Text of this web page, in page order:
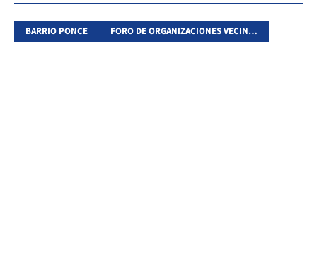
BARRIO PONCE FORO DE ORGANIZACIONES VECINALES